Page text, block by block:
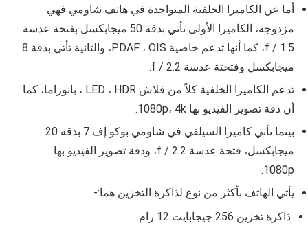
أما عن الكاميرا الخلفية المتواجدة في هاتف شاومي فهي
مزدوجة، الكاميرا الأولى تأتي بدقة 50 ميجابكسل بفتحة عدسة
f / 1.5، كما أنها تدعم خاصية PDAF ، OIS، والثانية تأتي بدقة 8
ميجابكسل وفتحتة عدسة f / 2.2.
تدعم الكاميرا الخلفية كلاً من فلاش LED ، HDR ، بانوراما، كما
أن دقة تصوير الفيديو بها 1080p، 4k.
بينما تأتي كاميرا السيلفي في شاومي بوكو إف 7 بدقة 20
ميجابكسل، فتحة عدسة f / 2.2، ودقة تصوير الفيديو بها
1080p.
يأتي الهاتف بأكثر من نوع لذاكرة التخزين هما:-
ذاكرة تخزين 256 جيجابايت 12 رام.